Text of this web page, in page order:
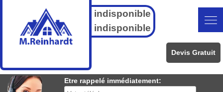
indisponible
indisponible
Devis Gratuit
Etre rappelé immédiatement: